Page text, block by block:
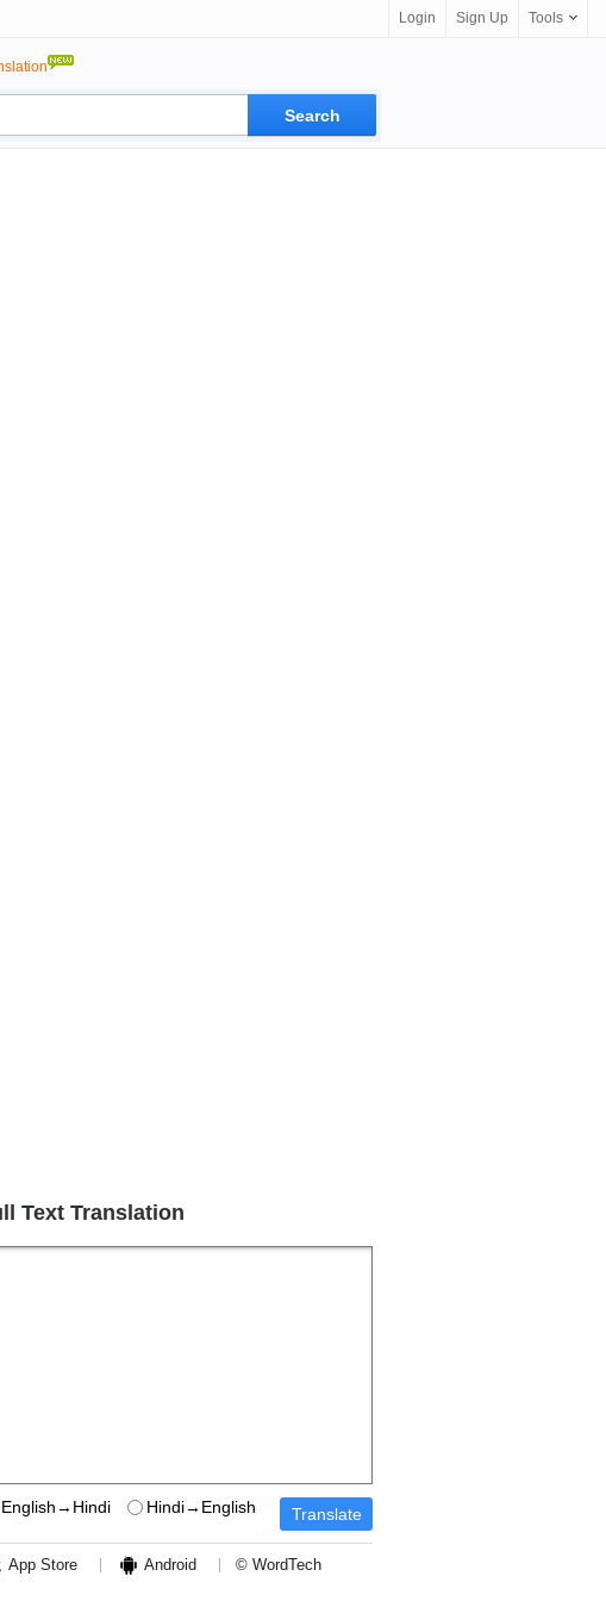
Login Sign Up Tools
Text Translation
English→Hindi Hindi→English
App Store Android © WordTech